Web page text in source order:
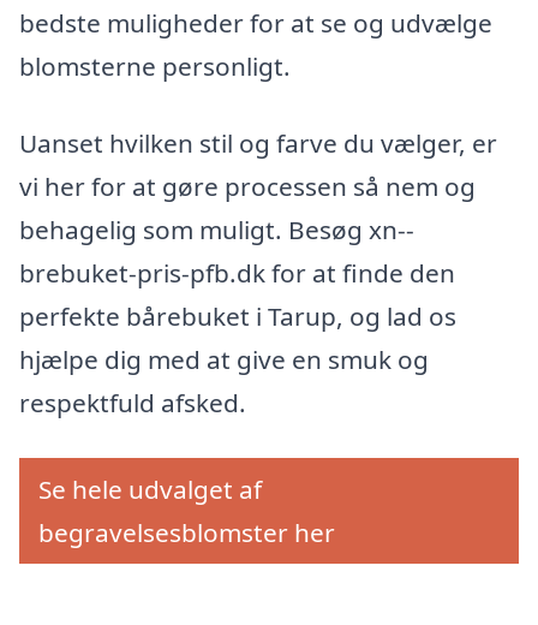
bedste muligheder for at se og udvælge
blomsterne personligt.
Uanset hvilken stil og farve du vælger, er
vi her for at gøre processen så nem og
behagelig som muligt. Besøg xn--
brebuket-pris-pfb.dk for at finde den
perfekte bårebuket i Tarup, og lad os
hjælpe dig med at give en smuk og
respektfuld afsked.
Se hele udvalget af
begravelsesblomster her